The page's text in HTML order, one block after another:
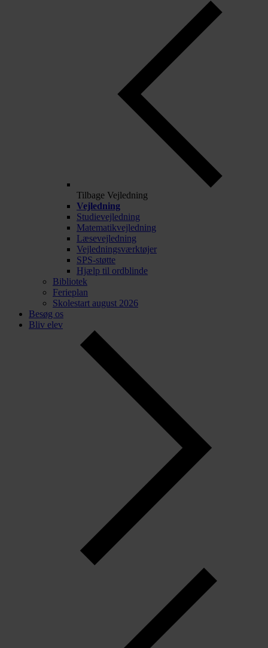
Tilbage Vejledning
Vejledning
Studievejledning
Matematikvejledning
Læsevejledning
Vejledningsværktøjer
SPS-støtte
Hjælp til ordblinde
Bibliotek
Ferieplan
Skolestart august 2026
Besøg os
Bliv elev